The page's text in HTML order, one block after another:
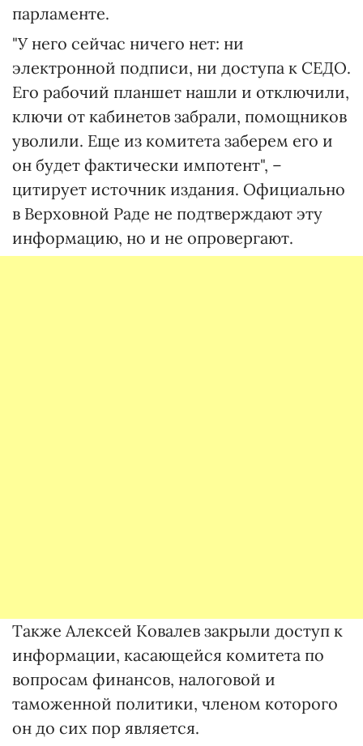
парламенте.
"У него сейчас ничего нет: ни
электронной подписи, ни доступа к СЕДО.
Его рабочий планшет нашли и отключили,
ключи от кабинетов забрали, помощников
уволили. Еще из комитета заберем его и
он будет фактически импотент", –
цитирует источник издания. Официально
в Верховной Раде не подтверждают эту
информацию, но и не опровергают.
Также Алексей Ковалев закрыли доступ к
информации, касающейся комитета по
вопросам финансов, налоговой и
таможенной политики, членом которого
он до сих пор является.